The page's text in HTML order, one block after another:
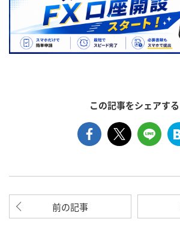
この記事をシェアする
前の記事